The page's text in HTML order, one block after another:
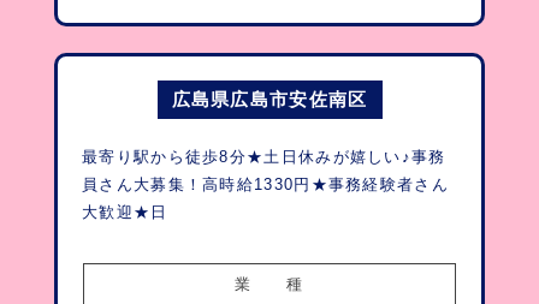
広島県広島市安佐南区
最寄り駅から徒歩8分★土日休みが嬉しい♪事務
員さん大募集！高時給1330円★事務経験者さん
大歓迎★日
業　　種